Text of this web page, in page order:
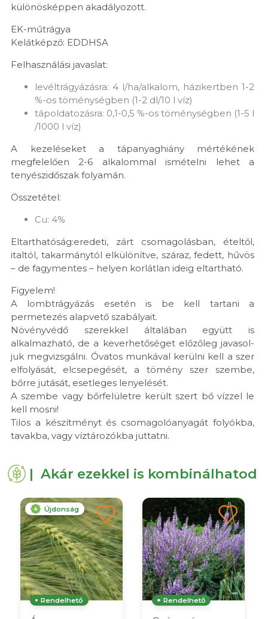
különösképpen akadályozott.
EK-műtrágya
Kelátképző: EDDHSA
Felhasználási javaslat:
levéltrágyázásra: 4 l/ha/alkalom, házikertben 1-2
%-os töménységben (1-2 dl/10 l víz)
tápoldatozásra: 0,1-0,5 %-os töménységben (1-5 l
/1000 l víz)
A kezeléseket a tápanyaghiány mértékének
megfelelően 2-6 alkalommal ismételni lehet a
tenyészidőszak folyamán.
Összetétel:
Cu: 4%
Eltarthatóság:eredeti, zárt csomagolásban, ételtől,
italtól, takarmánytól elkülönítve, száraz, fedett, hűvös
– de fagymentes – helyen korlátlan ideig eltartható.
Figyelem!
A lombtrágyázás esetén is be kell tartani a
permetezés alapvető szabályait.
Növényvédő szerekkel általában együtt is
alkalmazható, de a keverhetőséget előzőleg javasol-
juk megvizsgálni. Óvatos munkával kerülni kell a szer
elfolyását, elcsepegését, a tömény szer szembe,
bőrre jutását, esetleges lenyelését.
A szembe vagy bőrfelületre került szert bő vízzel le
kell mosni!
Tilos a készítményt és csomagolóanyagát folyókba,
tavakba, vagy víztározókba juttatni.
| Akár ezekkel is kombinálhatod
Újdonság
Rendelhető Rendelhető